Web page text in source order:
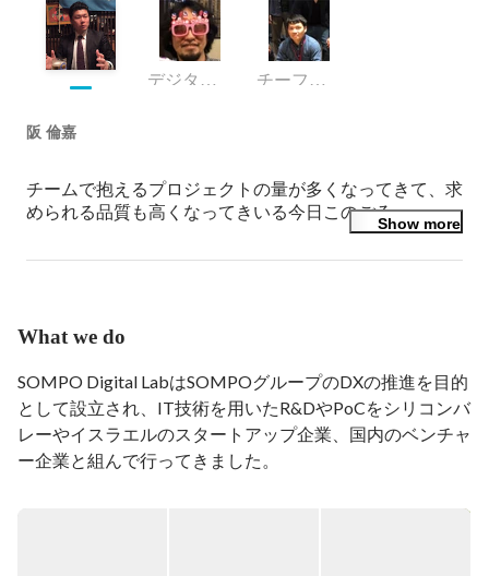
デジタルデータ戦略部 QAエンジニア チーフエンジニア
阪 倫嘉
チームで抱えるプロジェクトの量が多くなってきて、求
められる品質も高くなってきいる今日このごろ。
Show more
What we do
SOMPO Digital LabはSOMPOグループのDXの推進を目的
として設立され、IT技術を用いたR&DやPoCをシリコンバ
レーやイスラエルのスタートアップ企業、国内のベンチャ
ー企業と組んで行ってきました。
ープの種々の事業に関わる様々なプロダクト開発にチャレ